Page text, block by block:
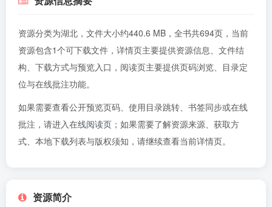
资源分类为湖北，文件大小约440.6 MB，全书共694页，当前
资源包含1个可下载文件，详情页主要提供资源信息、文件结
构、下载方式与预览入口，阅读页主要提供页码浏览、目录定
位与在线批注功能。
如果需要查看公开预览页码、使用目录跳转、书签同步或在线
批注，请进入在线阅读页 ；如果需要了解资源来源、获取方
式、本地下载列表与版权须知，请继续查看当前详情页。
资源简介